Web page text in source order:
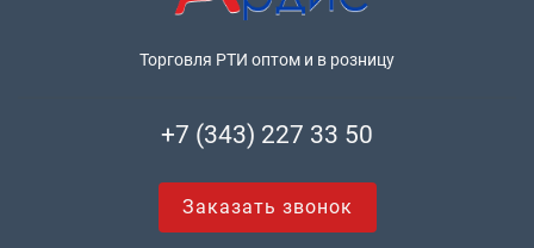
Торговля РТИ оптом и в розницу
+7 (343) 227 33 50
Заказать звонок